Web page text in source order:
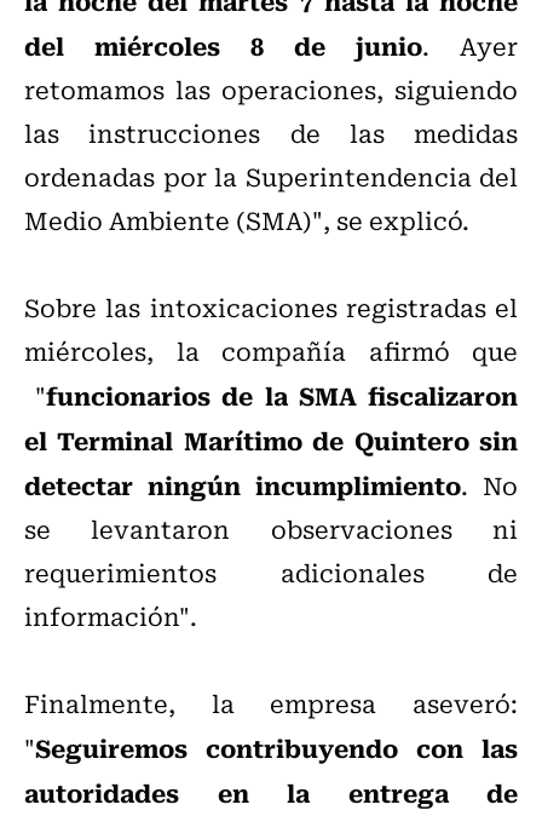
del miércoles 8 de junio. Ayer
retomamos las operaciones, siguiendo
las instrucciones de las medidas
ordenadas por la Superintendencia del
Medio Ambiente (SMA)", se explicó.
Sobre las intoxicaciones registradas el
miércoles, la compañía afirmó que
"funcionarios de la SMA fiscalizaron
el Terminal Marítimo de Quintero sin
detectar ningún incumplimiento. No
se levantaron observaciones ni
requerimientos adicionales de
información".
Finalmente, la empresa aseveró:
"Seguiremos contribuyendo con las
autoridades en la entrega de